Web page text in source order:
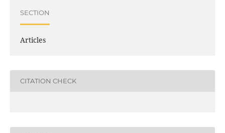
SECTION
Articles
CITATION CHECK